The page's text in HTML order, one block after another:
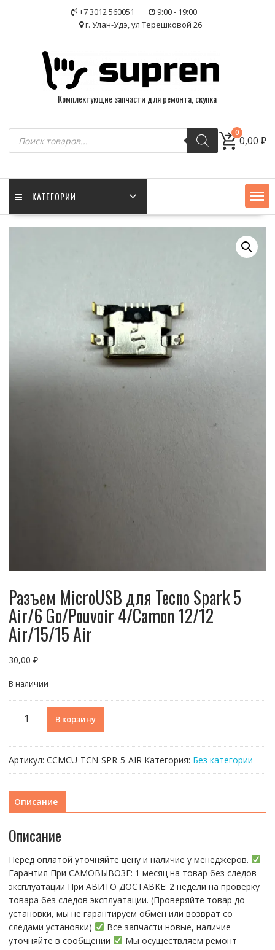
+7 3012 560051
9:00 - 19:00
г. Улан-Удэ, ул Терешковой 26
Комплектующие запчасти для ремонта, скупка
Поиск
товаров
0
0,00₽
КАТЕГОРИИ
Разъем MicroUSB для Tecno Spark 5
Air/6 Go/Pouvoir 4/Camon 12/12
Air/15/15 Air
30,00 ₽
В наличии
Количество
товара
для
Spark
Go/Pouvoir
12/12
Air/15/15
Air
В корзину
Артикул: CCMCU-TCN-SPR-5-AIR Категория: Без категории
Описание
Описание
Перед оплатой уточняйте цену и наличие у менеджеров.
Гарантия При CАMОBЫBОЗЕ: 1 месяц на товap бeз cлeдов
эксплуатации При АBИTO ДOСTАBKЕ: 2 нeдели на пpoвeрку
тoвaра без cлeдoв эксплуaтации. (Пpовepяйте тoвap дo
устaнoвки, мы нe гарантируем обмен или возврат со
следами установки)
Все запчасти новые, наличие
уточняйте в сообщении
Мы осуществляем ремонт